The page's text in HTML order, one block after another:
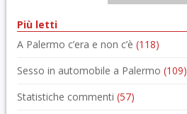
Più letti
A Palermo c’era e non c’è (118)
Sesso in automobile a Palermo (109)
Statistiche commenti (57)